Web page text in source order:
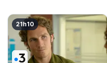
21h10